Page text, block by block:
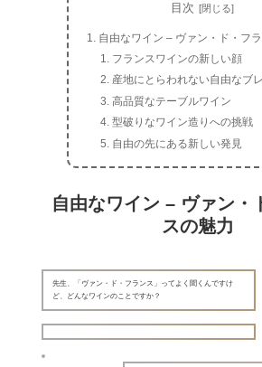
目次
自由なワイン – ヴァン・ド・フ
フランスワインの新しい顔
産地にとらわれない自由なブ
高品質なテーブルワイン
型破りなワイン造りへの挑戦
自由の先にある新しい発見
自由なワイン – ヴァン・
スの魅力
先生、「ヴァン・ド・フランス」ってよく聞くんですけ
ど、どんなワインのことですか？